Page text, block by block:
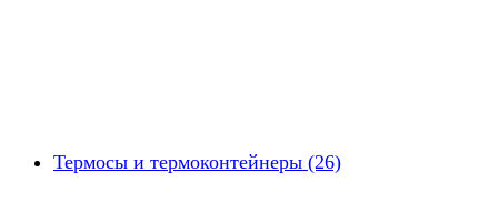
Термосы и термоконтейнеры (26)